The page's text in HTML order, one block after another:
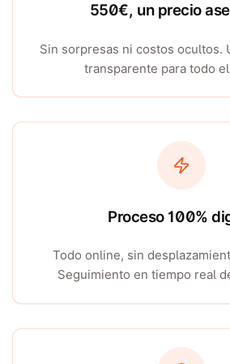
550€, un precio
Sin sorpresas ni costos ocultos.
transparente para todo
Proceso 100%
Todo online, sin
Seguimiento en tiempo real